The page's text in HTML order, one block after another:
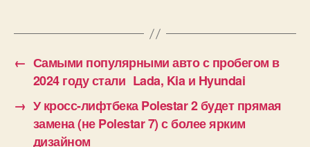
← Самыми популярными авто с пробегом в
2024 году стали Lada, Kia и Hyundai
→ У кросс-лифтбека Polestar 2 будет прямая
замена (не Polestar 7) с более ярким
дизайном